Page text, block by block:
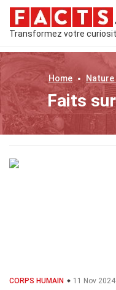
Transformez votre
Home Nature
Faits
CORPS HUMAIN 11 Nov 2024